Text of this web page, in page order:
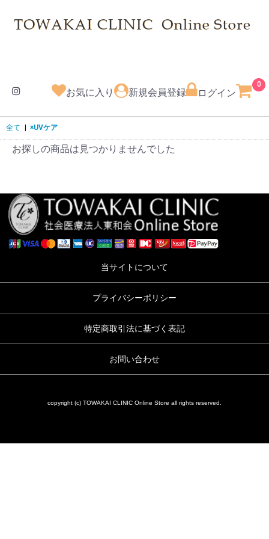
お気に入り 新規会員登録 ログイン
0
全て ×UVケア
お探しの商品は見つかりませんでした
当サイトについて
プライバシーポリシー
特定商取引法に基づく表記
お問い合わせ
copyright (c) TOWAKAI CLINIC Online Store all rights reserved.